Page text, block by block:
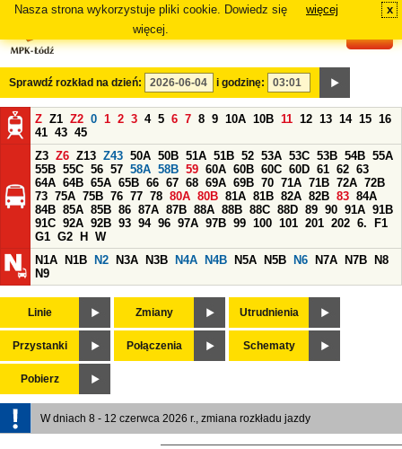
Nasza strona wykorzystuje pliki cookie. Dowiedz się
więcej.
więcej x
Sprawdź rozkład na dzień: i godzinę:
Z Z1 Z2 0 1 2 3 4 5 6 7 8 9 10A 10B 11 12 13 14 15 16
41 43 45
Z3 Z6 Z13 Z43 50A 50B 51A 51B 52 53A 53C 53B 54B 55A
55B 55C 56 57 58A 58B 59 60A 60B 60C 60D 61 62 63
64A 64B 65A 65B 66 67 68 69A 69B 70 71A 71B 72A 72B
73 75A 75B 76 77 78 80A 80B 81A 81B 82A 82B 83 84A
84B 85A 85B 86 87A 87B 88A 88B 88C 88D 89 90 91A 91B
91C 92A 92B 93 94 96 97A 97B 99 100 101 201 202 6.
F1
G1 G2 H
W
N1A
N1B N2 N3A N3B N4A N4B N5A N5B N6 N7A N7B
N8
N9
Linie Zmiany Utrudnienia
Przystanki Połączenia Schematy
Pobierz
W dniach 8 - 12 czerwca 2026 r., zmiana rozkładu jazdy